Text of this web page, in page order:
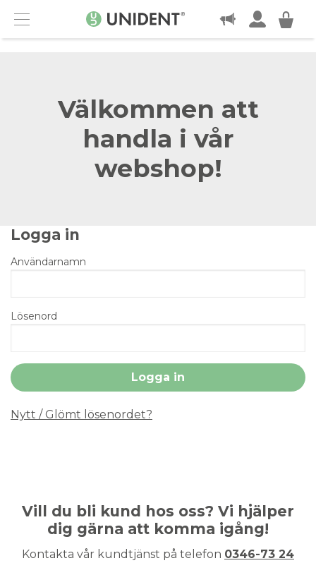
Menu
KONTAKT
Välkommen att
handla i vår
webshop!
Logga in
Användarnamn
Lösenord
Nytt / Glömt lösenordet?
Vill du bli kund hos oss? Vi hjälper
dig gärna att komma igång!
Kontakta vår kundtjänst på telefon 0346-73 24